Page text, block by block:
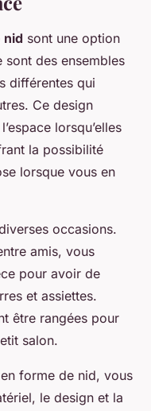
nid sont une option
sont des ensembles
différentes qui
Ce design
lorsqu’elles
la possibilité
lorsque vous en
occasions.
amis, vous
pour avoir de
et assiettes.
être rangées pour
salon.
forme de nid, vous
le design et la